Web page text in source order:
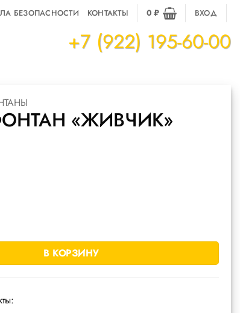
БЕЗОПАСНОСТИ КОНТАКТЫ 0₽ ВХОД
+7 (922) 195-60-00
«ЖИВЧИК»
фонтан "Живчик"
В КОРЗИНУ